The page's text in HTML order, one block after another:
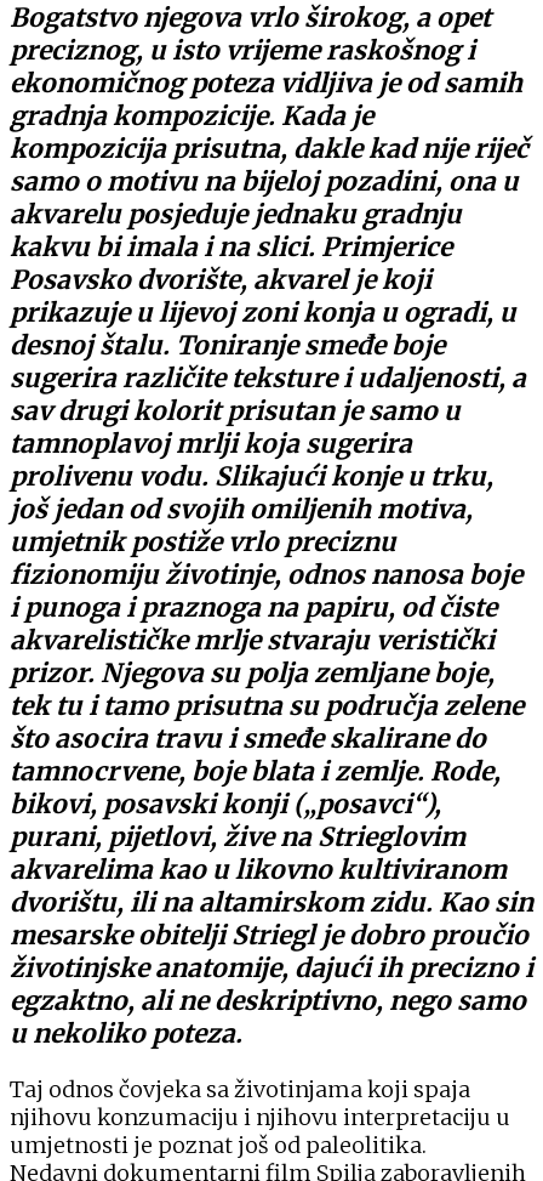
Bogatstvo njegova vrlo širokog, a opet
preciznog, u isto vrijeme raskošnog i
ekonomičnog poteza vidljiva je od samih
gradnja kompozicije. Kada je
kompozicija prisutna, dakle kad nije riječ
samo o motivu na bijeloj pozadini, ona u
akvarelu posjeduje jednaku gradnju
kakvu bi imala i na slici. Primjerice
Posavsko dvorište, akvarel je koji
prikazuje u lijevoj zoni konja u ogradi, u
desnoj štalu. Toniranje smeđe boje
sugerira različite teksture i udaljenosti, a
sav drugi kolorit prisutan je samo u
tamnoplavoj mrlji koja sugerira
prolivenu vodu. Slikajući konje u trku,
još jedan od svojih omiljenih motiva,
umjetnik postiže vrlo preciznu
fizionomiju životinje, odnos nanosa boje
i punoga i praznoga na papiru, od čiste
akvarelističke mrlje stvaraju veristički
prizor. Njegova su polja zemljane boje,
tek tu i tamo prisutna su područja zelene
što asocira travu i smeđe skalirane do
tamnocrvene, boje blata i zemlje. Rode,
bikovi, posavski konji („posavci“),
purani, pijetlovi, žive na Strieglovim
akvarelima kao u likovno kultiviranom
dvorištu, ili na altamirskom zidu. Kao sin
mesarske obitelji Striegl je dobro proučio
životinjske anatomije, dajući ih precizno i
egzaktno, ali ne deskriptivno, nego samo
u nekoliko poteza.
Taj odnos čovjeka sa životinjama koji spaja
njihovu konzumaciju i njihovu interpretaciju u
umjetnosti je poznat još od paleolitika.
Nedavni dokumentarni film Spilja zaboravljenih